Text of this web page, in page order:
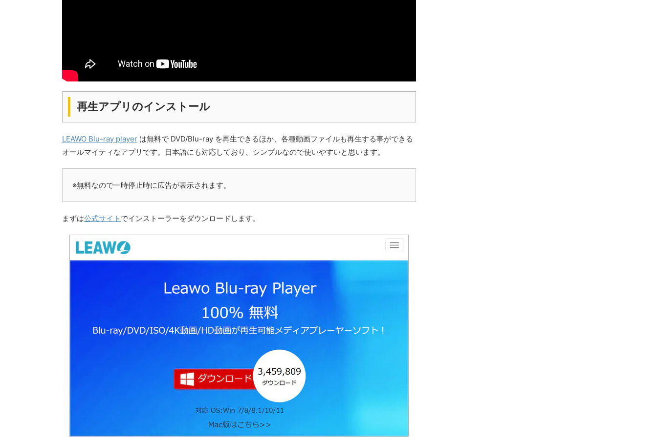
再生アプリのインストール
LEAWO Blu-ray player は無料で DVD/Blu-ray を再生できるほか、各種動画ファイルも再生する事ができる
オールマイティなアプリです。日本語にも対応しており、シンプルなので使いやすいと思います。
※無料なので一時停止時に広告が表示されます。
まずは公式サイト でインストーラーをダウンロードします。